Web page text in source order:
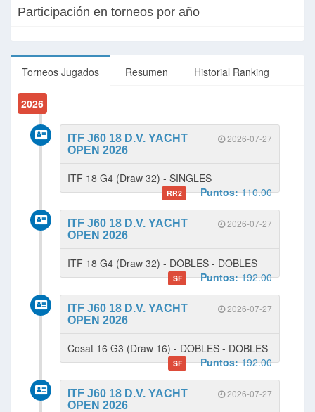
Participación en torneos por año
Torneos Jugados Resumen Historial Ranking
2026
2026-07-27
ITF J60 18 D.V. YACHT
OPEN 2026
ITF 18 G4 (Draw 32) - SINGLES
RR2 Puntos:110.00
2026-07-27
ITF J60 18 D.V. YACHT
OPEN 2026
ITF 18 G4 (Draw 32) - DOBLES - DOBLES
SF Puntos:192.00
2026-07-27
ITF J60 18 D.V. YACHT
OPEN 2026
Cosat 16 G3 (Draw 16) - DOBLES - DOBLES
SF Puntos:192.00
2026-07-27
ITF J60 18 D.V. YACHT
OPEN 2026